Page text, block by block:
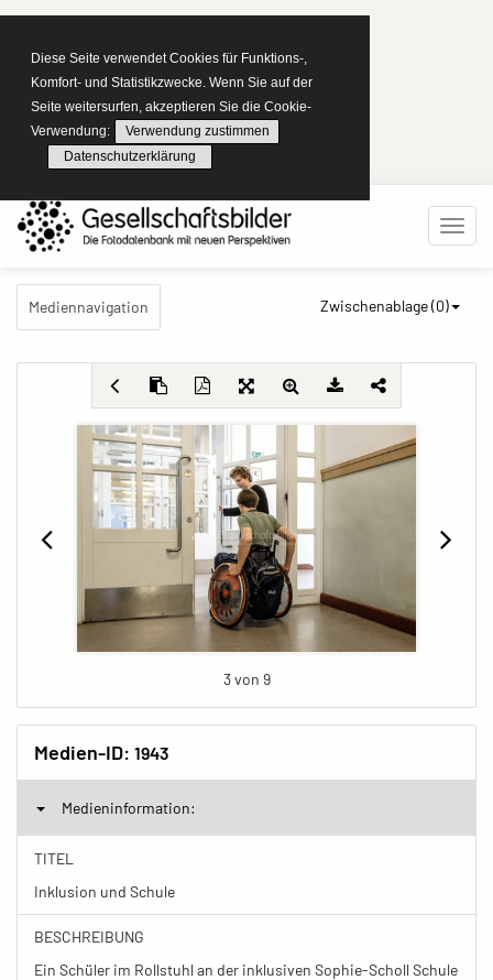
Diese Seite verwendet Cookies für Funktions-,
Komfort- und Statistikzwecke. Wenn Sie auf der
Seite weitersurfen, akzeptieren Sie die Cookie-
Verwendung:
Verwendung zustimmen
Datenschutzerklärung
Mediennavigation Zwischenablage (0)
3 von 9
Medien-ID: 1943
Medieninformation:
TITEL
Inklusion und Schule
BESCHREIBUNG
Ein Schüler im Rollstuhl an der inklusiven Sophie-Scholl Schule